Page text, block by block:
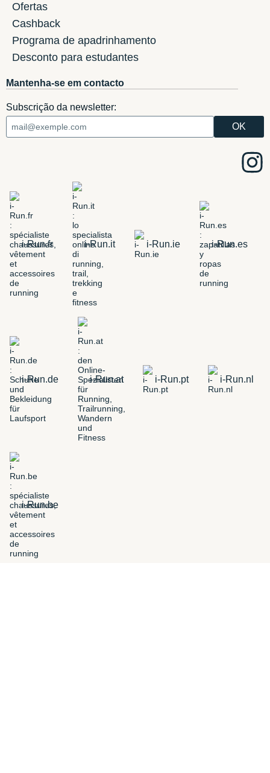
Ofertas
Cashback
Programa de apadrinhamento
Desconto para estudantes
Mantenha-se em contacto
Subscrição da newsletter:
i-Run.fr i-Run.it i-Run.ie i-Run.es
i-Run.de i-Run.at i-Run.pt i-Run.nl
i-Run.be